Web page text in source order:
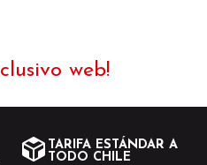
web!
TARIFA ESTÁNDAR A
TODO CHILE